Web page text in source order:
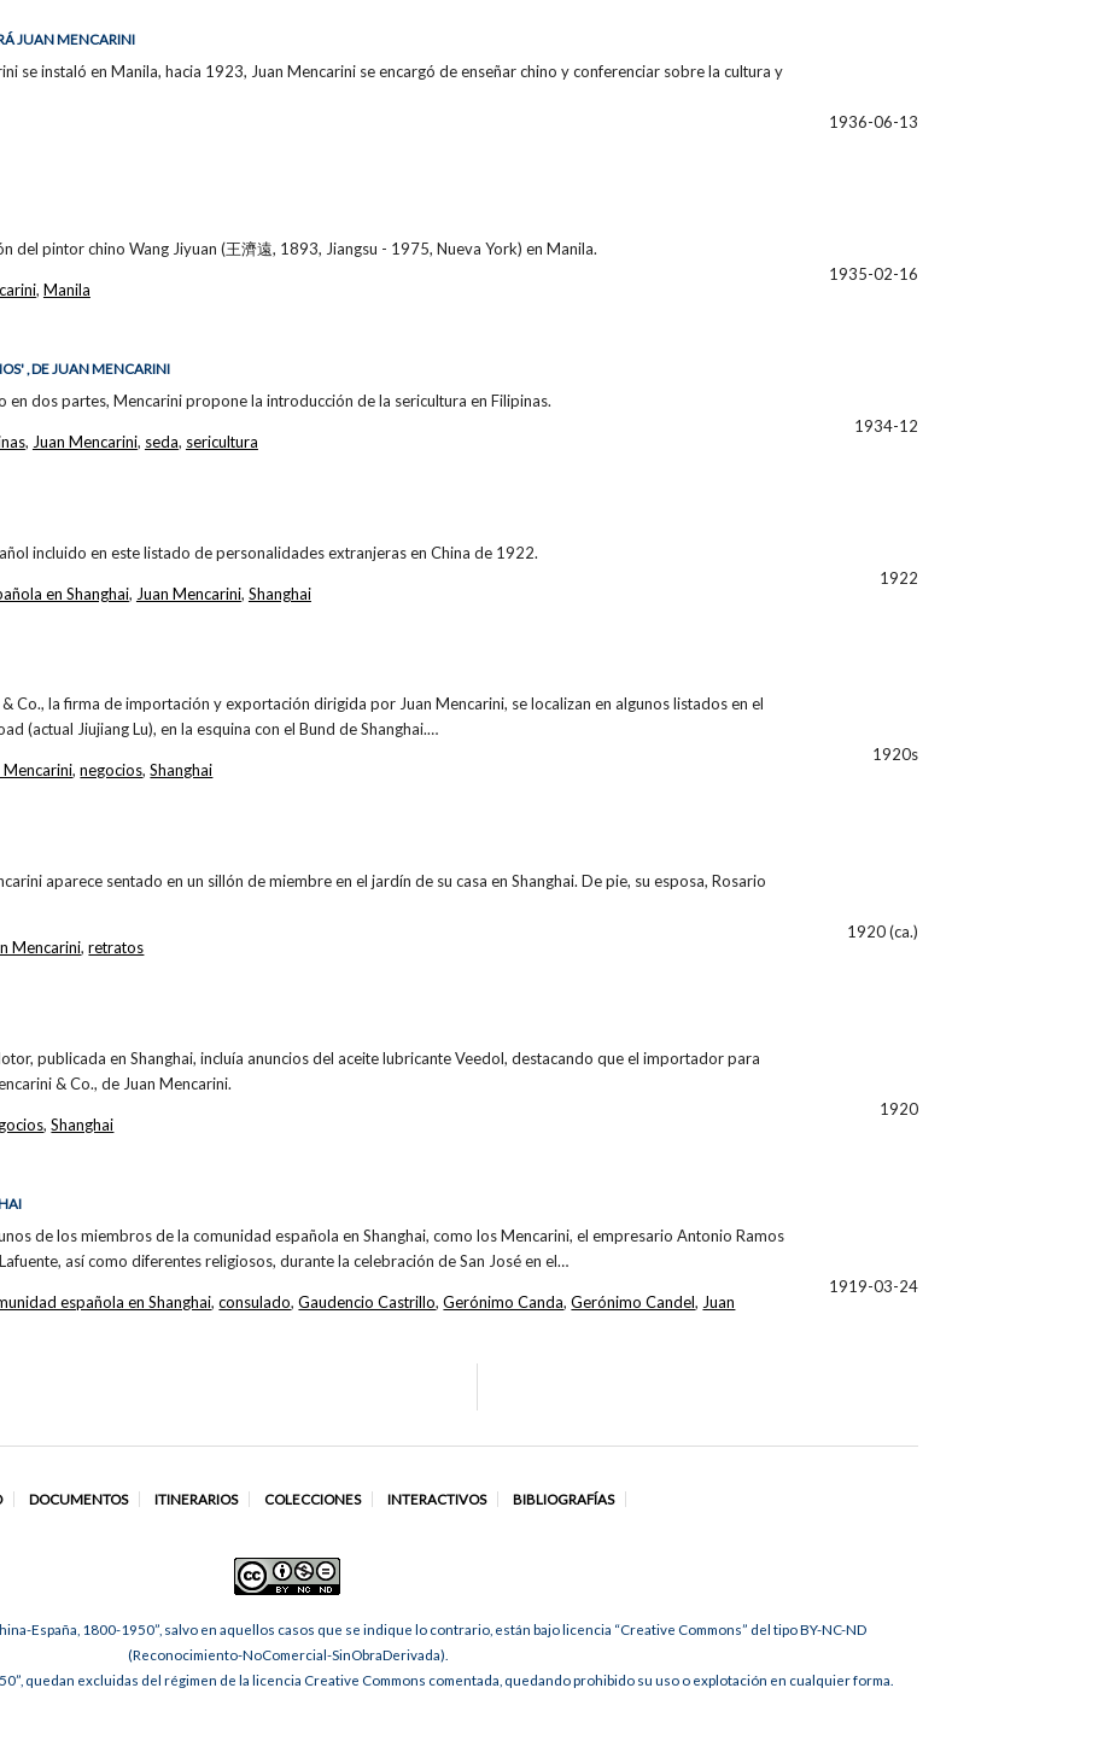
JUAN MENCARINI
se instaló en Manila, hacia 1923, Juan Mencarini se encargó de enseñar chino y conferenciar sobre la cultura y
1936-06-13
del pintor chino Wang Jiyuan (王濟遠, 1893, Jiangsu - 1975, Nueva York) en Manila.
1935-02-16
, Manila
, DE JUAN MENCARINI
en dos partes, Mencarini propone la introducción de la sericultura en Filipinas.
1934-12
, Juan Mencarini, seda, sericultura
incluido en este listado de personalidades extranjeras en China de 1922.
1922
en Shanghai, Juan Mencarini, Shanghai
Co., la firma de importación y exportación dirigida por Juan Mencarini, se localizan en algunos listados en el
(actual Jiujiang Lu), en la esquina con el Bund de Shanghai.…
1920s
Mencarini,negocios,Shanghai
aparece sentado en un sillón de miembre en el jardín de su casa en Shanghai. De pie, su esposa, Rosario
1920 (ca.)
Mencarini,retratos
publicada en Shanghai, incluía anuncios del aceite lubricante Veedol, destacando que el importador para
& Co., de Juan Mencarini.
1920
,Shanghai
de los miembros de la comunidad española en Shanghai, como los Mencarini, el empresario Antonio Ramos
así como diferentes religiosos, durante la celebración de San José en el…
1919-03-24
española en Shanghai,consulado,Gaudencio Castrillo,Gerónimo Canda,Gerónimo Candel, Juan
DOCUMENTOS ITINERARIOS COLECCIONES INTERACTIVOS BIBLIOGRAFÍAS
España, 1800-1950”, salvo en aquellos casos que se indique lo contrario, están bajo licencia “Creative Commons” del tipo BY-NC-ND
(Reconocimiento-NoComercial-SinObraDerivada).
quedan excluidas del régimen de la licencia Creative Commons comentada, quedando prohibido su uso o explotación en cualquier forma.